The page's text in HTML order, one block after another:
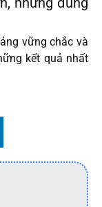
vững chắc và
kết quả nhất